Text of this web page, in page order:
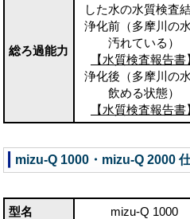
総ろ過能力
した水の水質検査
浄化前（多摩川の水
汚れている）
【水質検査報告書
浄化後（多摩川の
飲める状態）
【水質検査報告書
mizu-Q 1000・mizu-Q 2000
型名 mizu-Q 1000